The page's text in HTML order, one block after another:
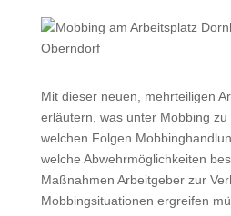
Mit dieser neuen, mehrteiligen
erläutern, was unter Mobbing zu
welchen Folgen
welche Abwehrmöglichkeiten
Maßnahmen Arbeitgeber zur
Mobbingsituationen ergreifen